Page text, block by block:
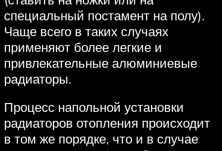
специальный постамент на полу).
Чаще всего в таких случаях
применяют более легкие и
привлекательные алюминиевые
радиаторы.
Процесс напольной установки
радиаторов отопления происходит
в том же порядке, что и в случае